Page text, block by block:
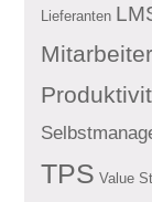
Lieferanten
TPS Value